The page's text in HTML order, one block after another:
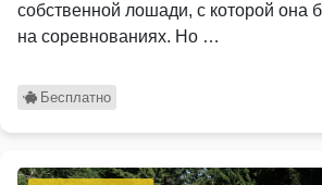
собственной лошади, с которой она
на соревнованиях. Но …
Бесплатно